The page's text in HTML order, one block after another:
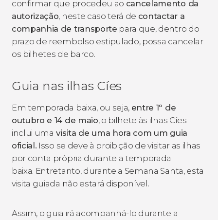
confirmar que procedeu ao cancelamento da
autorização, neste caso terá de contactar a
companhia de transporte para que, dentro do
prazo de reembolso estipulado, possa cancelar
os bilhetes de barco.
Guia nas ilhas Cíes
Em temporada baixa, ou seja, entre 1º de
outubro e 14 de maio, o bilhete às ilhas Cíes
inclui uma visita de uma hora com um guia
oficial. Isso se deve à proibição de visitar as ilhas
por conta própria durante a temporada
baixa. Entretanto, durante a Semana Santa, esta
visita guiada não estará disponível.
Assim, o guia irá acompanhá-lo durante a